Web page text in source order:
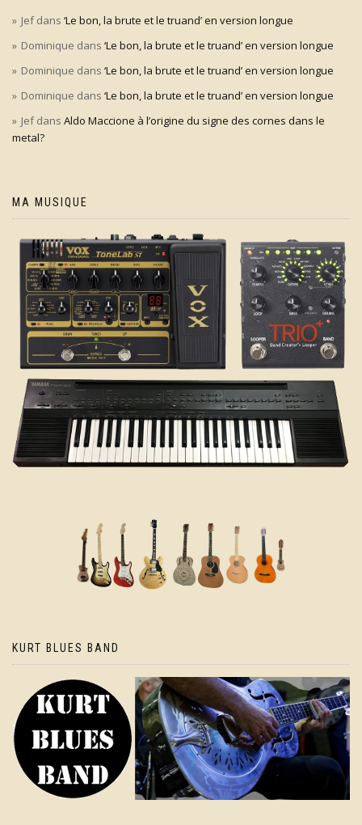
Jefdans ‘Le bon, la brute et le truand’ en version longue
Dominique dans ‘Le bon, la brute et le truand’ en version longue
Dominique dans ‘Le bon, la brute et le truand’ en version longue
Dominique dans ‘Le bon, la brute et le truand’ en version longue
Jefdans Aldo Maccione à l’origine du signe des cornes dans le
metal?
MA MUSIQUE
KURT BLUES BAND